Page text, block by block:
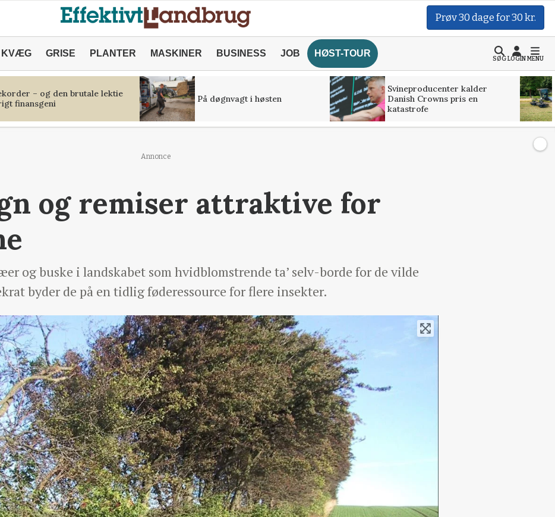
Prøv 30 dage for 30 kr.
KVÆG GRISE PLANTER MASKINER BUSINESS JOB HØST-TOUR
SØGLOGINMENU
– og den brutale lektie
finansgeni
På døgnvagt i høsten
Svineproducenter kalder
Danish Crowns pris en
katastrofe
Annonce
og remiser attraktive for
og buske i landskabet som hvidblomstrende ta’ selv-borde for de vilde
byder de på en tidlig føderessource for flere insekter.